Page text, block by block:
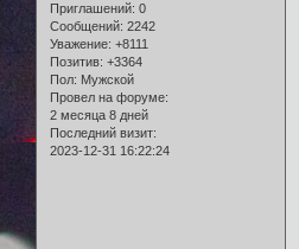
Приглашений: 0
Сообщений: 2242
Уважение: +8111
Позитив: +3364
Пол: Мужской
Провел на форуме:
2 месяца 8 дней
Последний визит:
2023-12-31 16:22:24